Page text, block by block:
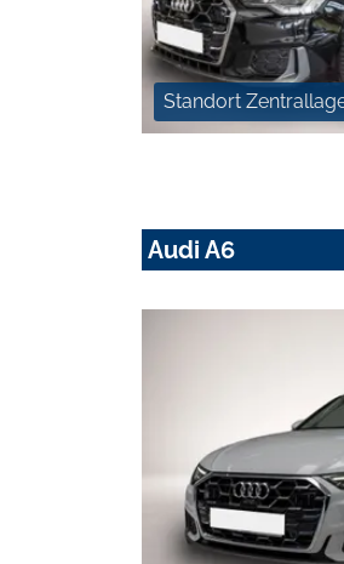
Standort
Audi A6